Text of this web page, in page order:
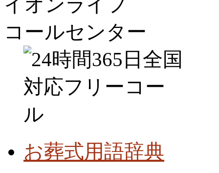
コールセンター
お葬式用語辞典